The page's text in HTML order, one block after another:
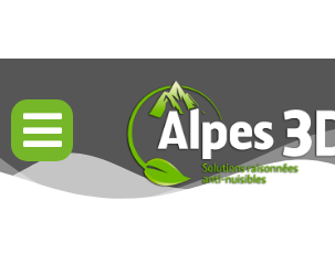
Résultats garantis par contrat